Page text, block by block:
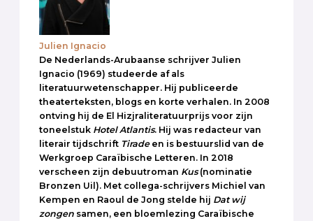
Julien Ignacio
De Nederlands-Arubaanse schrijver Julien
Ignacio (1969) studeerde af als
literatuurwetenschapper. Hij publiceerde
theaterteksten, blogs en korte verhalen. In 2008
ontving hij de El Hizjraliteratuurprijs voor zijn
toneelstuk Hotel Atlantis. Hij was redacteur van
literair tijdschrift Tiradeen is bestuurslid van de
Werkgroep Caraïbische Letteren. In 2018
verscheen zijn debuutroman Kus(nominatie
Bronzen Uil). Met collega-schrijvers Michiel van
Kempen en Raoul de Jong stelde hij Dat wij
zongen samen, een bloemlezing Caraïbische